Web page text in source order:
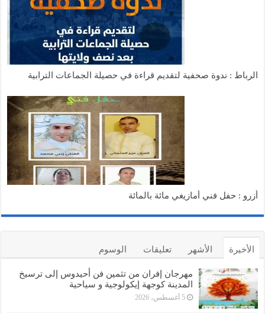
الرباط : ندوة صحفية لتقديم قراءة في حصيلة الجماعات الترابية
أزرو : حفل فني أمازيغي مائة بالمائة
الأخيرة الأشهر تعليقات الوسوم
مهرجان إفران من تثمين فن أحيدوس إلى ترسيخ
المدينة كوجهة إيكولوجية و سياحية
5 أغسطس، 2026